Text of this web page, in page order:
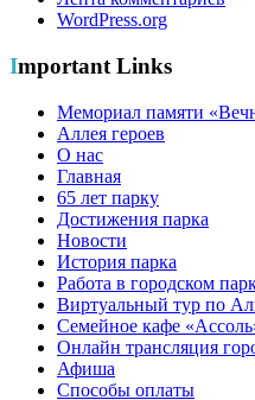
WordPress.org
Important Links
Мемориал памяти
Аллея героев
О нас
Главная
65 лет парку
Достижения парка
Новости
История парка
Работа в городском
Виртуальный тур по
Семейное кафе
Онлайн трансляция
Афиша
Способы оплаты